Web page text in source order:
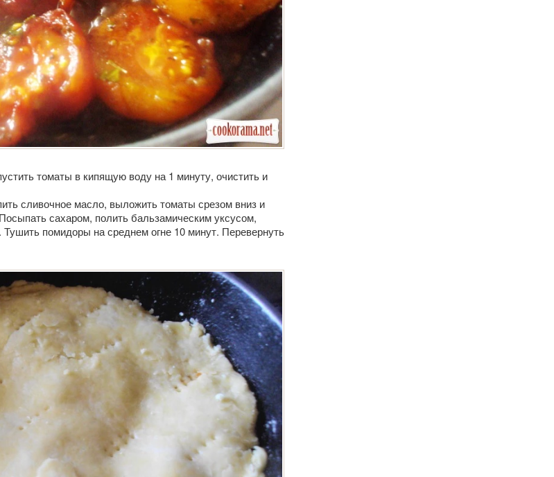
томаты в кипящую воду на 1 минуту, очистить и
сливочное масло, выложить томаты срезом вниз и
сахаром, полить бальзамическим уксусом,
Тушить помидоры на среднем огне 10 минут. Перевернуть